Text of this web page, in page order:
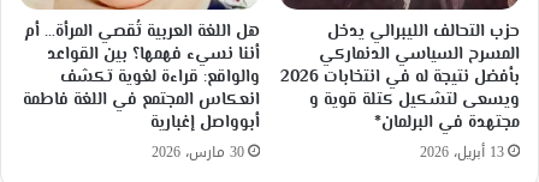
حزب التحالف الليبرالي يدخل
المسرح السياسي الدنماركي
بأفضل نتيجة له في انتخابات 2026
ويسعى لتشكيل كتلة قوية و
مجتهدة في البرلمان*
13 أبريل، 2026
هل اللغة العربية تُقصي المرأة… أم
أننا نسيء فهمها؟ بين القواعد
والواقع: قراءة لغوية تكشف
انعكاس المجتمع في اللغة فاطمة
أبوواصل إغبارية
30 مارس، 2026